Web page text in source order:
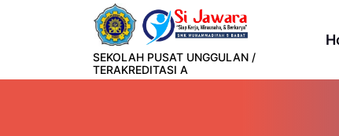
SEKOLAH PUSAT UNGGULAN /
TERAKREDITASI A